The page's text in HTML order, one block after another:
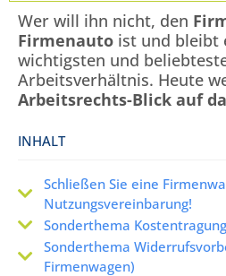
Wer will ihn nicht, den
Firmenauto ist und bleibt
wichtigsten und
Arbeitsverhältnis. Heute
Arbeitsrechts-Blick auf
INHALT
Schließen Sie eine
Nutzungsvereinbarung!
Sonderthema Kostentragung
Sonderthema
Firmenwagen)